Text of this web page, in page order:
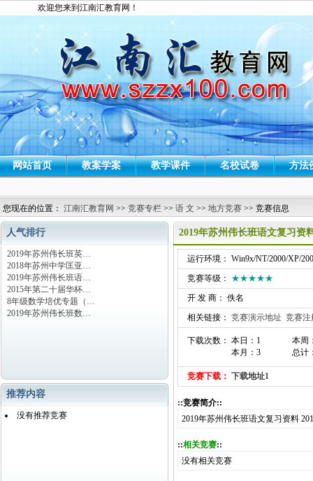
欢迎您来到江南汇教育网！
网站首页 教案学案 教学课件 名校试卷 方法
您现在的位置： 江南汇教育网 >> 竞赛专栏 >> 语 文 >> 地方竞赛 >> 竞赛信息
人气排行
2019年苏州伟长班英…
2018年苏州中学匡亚…
2019年苏州伟长班语…
2015年第二十届华杯…
8年级数学培优专题（…
2019年苏州伟长班数…
推荐内容
没有推荐竞赛
2019年苏州伟长班语文复习资
运行环境： Win9x/NT/2000/XP/
竞赛等级： ★★★★★
开 发 商： 佚名
相关链接： 竞赛演示地址 竞赛注
下载次数： 本日：1
本月：3
本周
总计
竞赛下载： 下载地址1
::竞赛简介::
2019年苏州伟长班语文复习资料
::相关竞赛::
没有相关竞赛